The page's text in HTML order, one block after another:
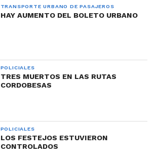
TRANSPORTE URBANO DE PASAJEROS
HAY AUMENTO DEL BOLETO URBANO
POLICIALES
TRES MUERTOS EN LAS RUTAS
CORDOBESAS
POLICIALES
LOS FESTEJOS ESTUVIERON
CONTROLADOS